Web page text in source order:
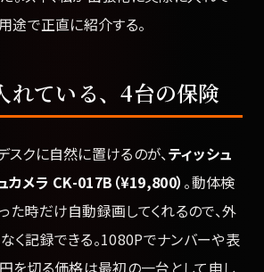
途で正直に紹介する。
れている、4台の保険
スクに自然に置けるのが、ティッシュ
カメラ CK-017B（¥19,800） 。動体検
た時だけ自動録画してくれるので、外
く記録できる。1080Pでナンバーや表
を切る価格は最初の一台として申し